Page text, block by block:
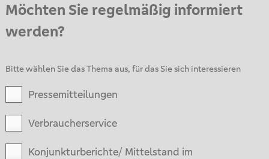
Möchten Sie regelmäßig informiert
werden?
Bitte wählen Sie das Thema aus, für das Sie sich interessieren
Pressemitteilungen
Verbraucherservice
Konjunkturberichte/ Mittelstand im